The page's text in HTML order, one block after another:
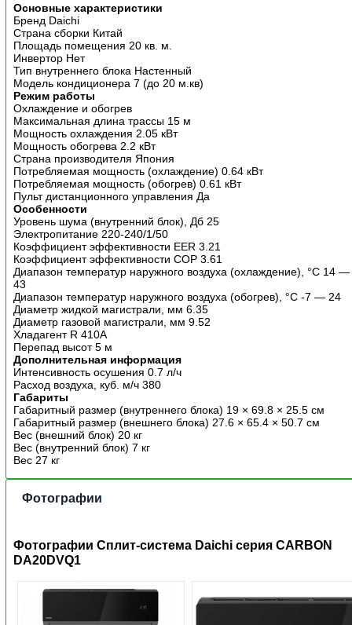
Основные характеристики
Бренд Daichi
Страна сборки Китай
Площадь помещения 20 кв. м.
Инвертор Нет
Тип внутреннего блока Настенный
Модель кондиционера 7 (до 20 м.кв)
Режим работы
Охлаждение и обогрев
Максимальная длина трассы 15 м
Мощность охлаждения 2.05 кВт
Мощность обогрева 2.2 кВт
Страна производителя Япония
Потребляемая мощность (охлаждение) 0.64 кВт
Потребляемая мощность (обогрев) 0.61 кВт
Пульт дистанционного управления Да
Особенности
Уровень шума (внутренний блок), Дб 25
Электропитание 220-240/1/50
Коэффициент эффективности EER 3.21
Коэффициент эффективности COP 3.61
Диапазон температур наружного воздуха (охлаждение), °C 14 —
43
Диапазон температур наружного воздуха (обогрев), °C -7 — 24
Диаметр жидкой магистрали, мм 6.35
Диаметр газовой магистрали, мм 9.52
Хладагент R 410A
Перепад высот 5 м
Дополнительная информация
Интенсивность осушения 0.7 л/ч
Расход воздуха, куб. м/ч 380
Габариты
Габаритный размер (внутреннего блока) 19 × 69.8 × 25.5 см
Габаритный размер (внешнего блока) 27.6 × 65.4 × 50.7 см
Вес (внешний блок) 20 кг
Вес (внутренний блок) 7 кг
Вес 27 кг
Фотографии
Фотографии Сплит-система Daichi серия CARBON
DA20DVQ1